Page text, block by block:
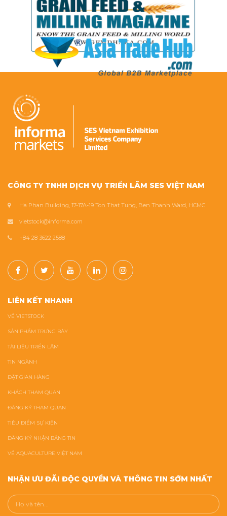
CÔNG TY TNHH DỊCH VỤ TRIỂN LÃM SES VIỆT NAM
Ha Phan Building, 17-17A-19 Ton That Tung, Ben Thanh Ward, HCMC
vietstock@informa.com
+84 28 3622 2588
LIÊN KẾT NHANH
VỀ VIETSTOCK
SẢN PHẨM TRƯNG BÀY
TÀI LIỆU TRIỂN LÃM
TIN NGÀNH
ĐẶT GIAN HÀNG
KHÁCH THAM QUAN
ĐĂNG KÝ THAM QUAN
TIÊU ĐIỂM SỰ KIỆN
ĐĂNG KÝ NHẬN BẢNG TIN
VỀ AQUACULTURE VIỆT NAM
NHẬN ƯU ĐÃI ĐỘC QUYỀN VÀ THÔNG TIN SỚM NHẤT